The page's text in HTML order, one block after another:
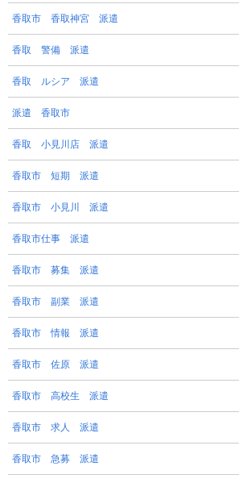
香取市 香取神宮 派遣
香取 警備 派遣
香取 ルシア 派遣
派遣 香取市
香取 小見川店 派遣
香取市 短期 派遣
香取市 小見川 派遣
香取市仕事 派遣
香取市 募集 派遣
香取市 副業 派遣
香取市 情報 派遣
香取市 佐原 派遣
香取市 高校生 派遣
香取市 求人 派遣
香取市 急募 派遣